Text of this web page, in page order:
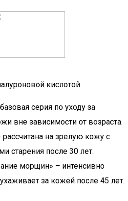
кислотой
серия по уходу за
вне зависимости от возраста.
на зрелую кожу с
старения после 30 лет.
морщин» – интенсивно
за кожей после 45 лет.